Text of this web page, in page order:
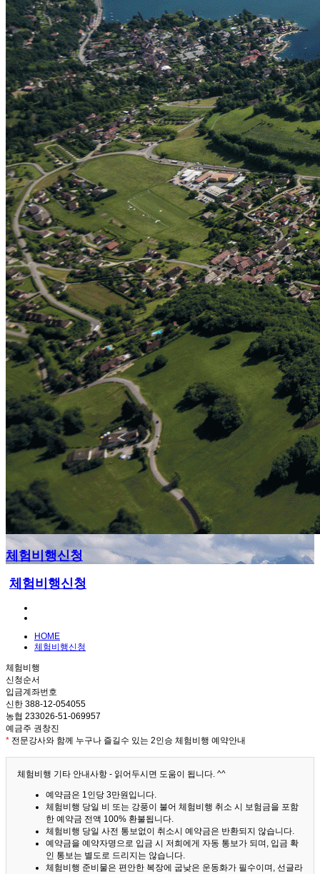
체험비행신청
체험비행신청
HOME
체험비행신청
체험비행
신청순서
입금계좌번호
신한 388-12-054055
농협 233026-51-069957
예금주 권창진
* 전문강사와 함께 누구나 즐길수 있는 2인승 체험비행 예약안내
체험비행 기타 안내사항 - 읽어두시면 도움이 됩니다. ^^
예약금은 1인당 3만원입니다.
체험비행 당일 비 또는 강풍이 불어 체험비행 취소 시 보험금을 포함
한 예약금 전액 100% 환불됩니다.
체험비행 당일 사전 통보없이 취소시 예약금은 반환되지 않습니다.
예약금을 예약자명으로 입금 시 저희에게 자동 통보가 되며, 입금 확
인 통보는 별도로 드리지는 않습니다.
체험비행 준비물은 편안한 복장에 굽낮은 운동화가 필수이며, 선글라